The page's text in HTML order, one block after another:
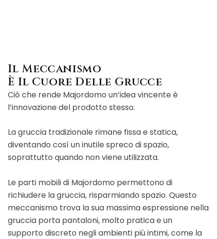
Il Meccanismo
È Il Cuore Delle Grucce
Ciò che rende Majordomo un’idea vincente è
l’innovazione del prodotto stesso.
La gruccia tradizionale rimane fissa e statica,
diventando così un inutile spreco di spazio,
soprattutto quando non viene utilizzata.
Le parti mobili di Majordomo permettono di
richiudere la gruccia, risparmiando spazio. Questo
meccanismo trova la sua massima espressione nella
gruccia porta pantaloni, molto pratica e un
supporto discreto negli ambienti più intimi, come la